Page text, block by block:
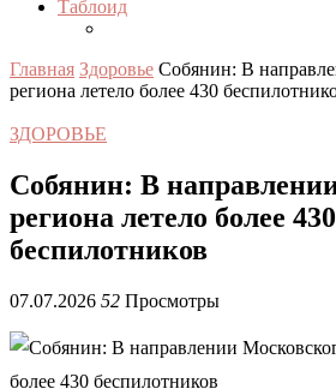
Таблоид
Главная Здоровье Собянин: В
региона летело более 430
ЗДОРОВЬЕ
Собянин: В
региона летело более 430
беспилотников
07.07.2026 52 Просмотры